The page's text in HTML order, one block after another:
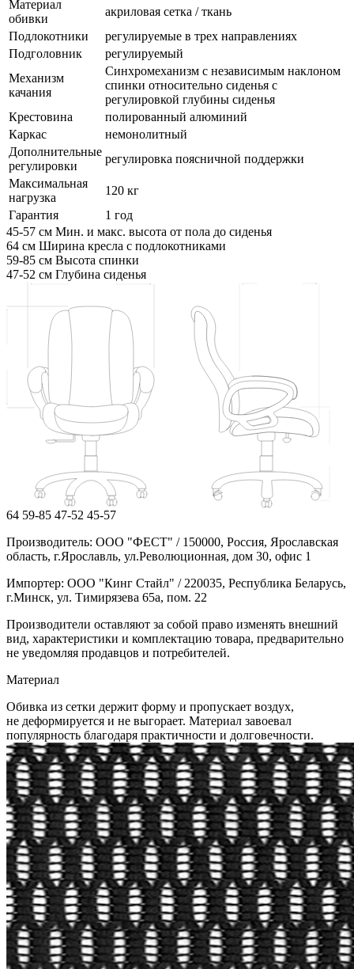
Материал
обивки
акриловая сетка / ткань
Подлокотники
регулируемые в трех направлениях
Подголовник
регулируемый
Механизм
качания
Синхромеханизм с независимым наклоном
спинки относительно сиденья с
регулировкой глубины сиденья
Крестовина
полированный алюминий
Каркас
немонолитный
Дополнительные
регулировки
регулировка поясничной поддержки
Максимальная
нагрузка
120 кг
Гарантия
1 год
45-57 см Мин. и макс. высота от пола до сиденья
64 см Ширина кресла с подлокотниками
59-85 см Высота спинки
47-52 см Глубина сиденья
64 59-85 47-52 45-57
Производитель: ООО "ФЕСТ" / 150000, Россия, Ярославская
область, г.Ярославль, ул.Революционная, дом 30, офис 1
Импортер: ООО "Кинг Стайл" / 220035, Республика Беларусь,
г.Минск, ул. Тимирязева 65а, пом. 22
Производители оставляют за собой право изменять внешний
вид, характеристики и комплектацию товара, предварительно
не уведомляя продавцов и потребителей.
Материал
Обивка из сетки держит форму и пропускает воздух,
не деформируется и не выгорает. Материал завоевал
популярность благодаря практичности и долговечности.